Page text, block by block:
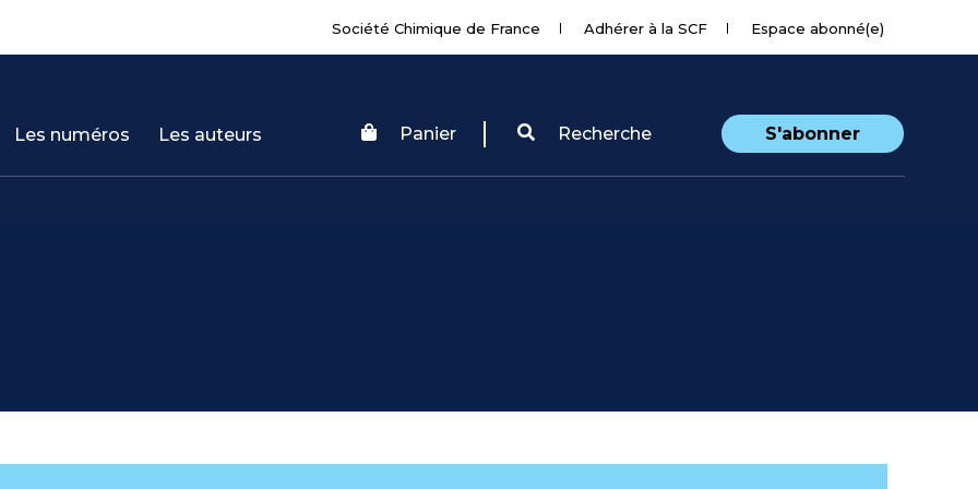
Société Chimique de France Adhérer à la SCF Espace abonné(e)
Les numéros Les auteurs Panier Recherche S'abonner